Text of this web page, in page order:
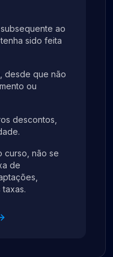
ao
sido feita
desde que não
ou
descontos,
curso, não se
de